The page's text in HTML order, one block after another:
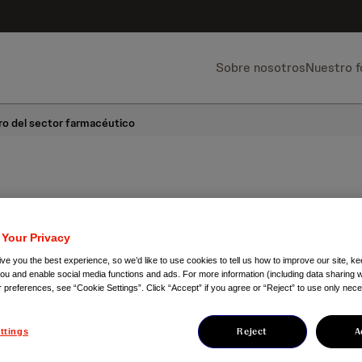
Sobre nosotrosNuestro
del sector farmacéutico
gana en
del sector
Privacy
you the best experience, so we’d like to use cookies to tell us how to improve our site,
and enable social media functions and ads. For more information (including data sharing
preferences, see “Cookie Settings”. Click “Accept” if you agree or “Reject” to use only
Reject